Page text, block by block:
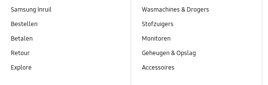
Samsung Inruil
Bestellen
Betalen
Retour
Explore
Wasmachines & Drogers
Stofzuigers
Monitoren
Geheugen & Opslag
Accessoires